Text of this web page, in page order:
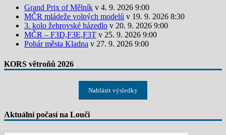
Grand Prix of Mělník v 4. 9. 2026 9:00
MČR mládeže volných modelů v 19. 9. 2026 8:30
3. kolo žehrovské házedlo v 20. 9. 2026 9:00
MČR – F3D,F3E,F3T v 25. 9. 2026 9:00
Pohár města Kladna v 27. 9. 2026 9:00
KORS větroňů 2026
Nahlásit výsledky
Aktuální počasí na Louči